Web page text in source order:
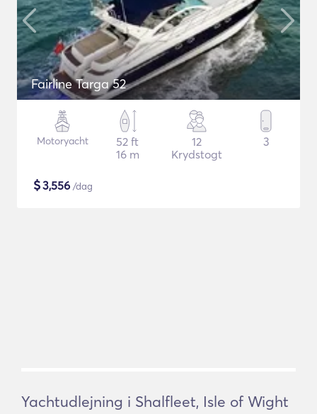
Fairline Targa 52
Motoryacht
52 ft
16 m
12
Krydstogt
3
$3,556 /dag
Yachtudlejning i Shalfleet, Isle of Wight